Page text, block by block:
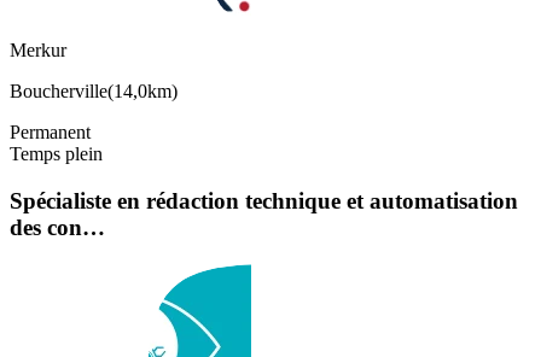
Merkur
Boucherville(14,0km)
Permanent
Temps plein
Spécialiste en rédaction technique et automatisation
des con…